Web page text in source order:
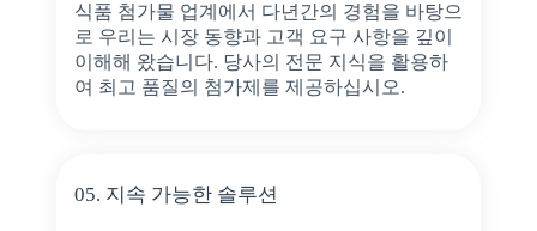
식품 첨가물 업계에서 다년간의 경험을 바탕으
로 우리는 시장 동향과 고객 요구 사항을 깊이
이해해 왔습니다. 당사의 전문 지식을 활용하
여 최고 품질의 첨가제를 제공하십시오.
05. 지속 가능한 솔루션